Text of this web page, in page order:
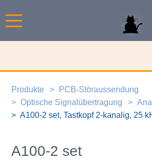
Produkte
PCB-Störaussendung
Optische Signalübertragung
A100-2 set, Tastkopf 2-kanalig, 25
A100-2 set